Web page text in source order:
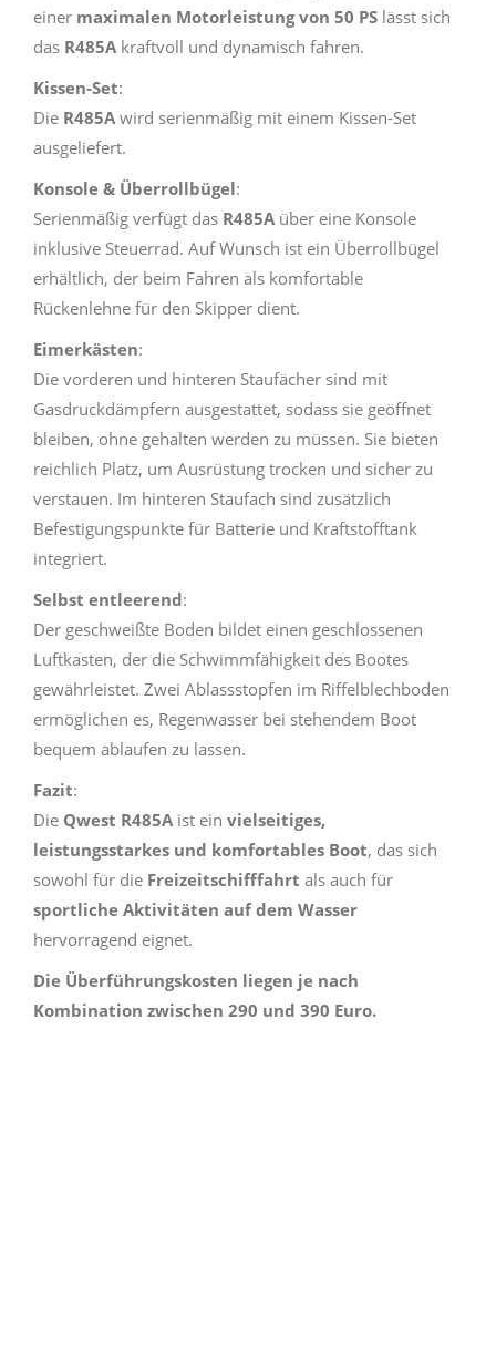
einer maximalen Motorleistung von 50 PS lässt sich
das R485Akraftvoll und dynamisch fahren.
Kissen-Set:
Die R485Awird serienmäßig mit einem Kissen-Set
ausgeliefert.
Konsole & Überrollbügel:
Serienmäßig verfügt das R485Aüber eine Konsole
inklusive Steuerrad. Auf Wunsch ist ein Überrollbügel
erhältlich, der beim Fahren als komfortable
Rückenlehne für den Skipper dient.
Eimerkästen:
Die vorderen und hinteren Staufächer sind mit
Gasdruckdämpfern ausgestattet, sodass sie geöffnet
bleiben, ohne gehalten werden zu müssen. Sie bieten
reichlich Platz, um Ausrüstung trocken und sicher zu
verstauen. Im hinteren Staufach sind zusätzlich
Befestigungspunkte für Batterie und Kraftstofftank
integriert.
Selbst entleerend:
Der geschweißte Boden bildet einen geschlossenen
Luftkasten, der die Schwimmfähigkeit des Bootes
gewährleistet. Zwei Ablassstopfen im Riffelblechboden
ermöglichen es, Regenwasser bei stehendem Boot
bequem ablaufen zu lassen.
Fazit:
Die Qwest R485Aist ein vielseitiges,
leistungsstarkes und komfortables Boot, das sich
sowohl für die Freizeitschifffahrt als auch für
sportliche Aktivitäten auf dem Wasser
hervorragend eignet.
Die Überführungskosten liegen je nach
Kombination zwischen 290 und 390 Euro.